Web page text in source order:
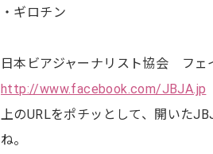
・ギロチン
日本ビアジャーナリスト協会 フェ
http://www.facebook.com/JBJA.jp
上のURLをポチッとして、開いた
ね。